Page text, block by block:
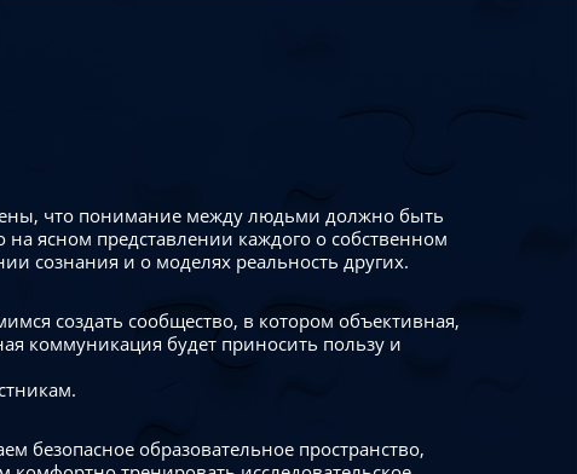
что понимание между людьми должно быть
на ясном представлении каждого о собственном
сознания и о моделях реальность других.
создать сообщество, в котором объективная,
коммуникация будет приносить пользу и
безопасное образовательное пространство,